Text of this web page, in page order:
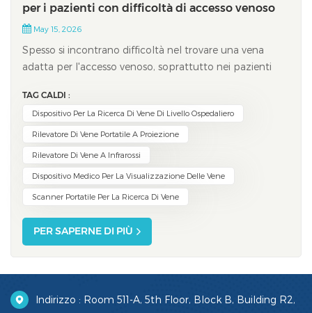
per i pazienti con difficoltà di accesso venoso
May 15, 2026
Spesso si incontrano difficoltà nel trovare una vena
adatta per l'accesso venoso, soprattutto nei pazienti
non riesce ad accedere alla vena al primo tentativo, e
circa il 20% potrebbe aver bisogno di più tentativi.
Queste difficoltà possono...
TAG CALDI :
Dispositivo Per La Ricerca Di Vene Di Livello Ospedaliero
Rilevatore Di Vene Portatile A Proiezione
Rilevatore Di Vene A Infrarossi
Dispositivo Medico Per La Visualizzazione Delle Vene
Scanner Portatile Per La Ricerca Di Vene
PER SAPERNE DI PIÙ
Indirizzo : Room 511-A, 5th Floor, Block B, Building R2,